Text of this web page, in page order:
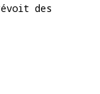
des